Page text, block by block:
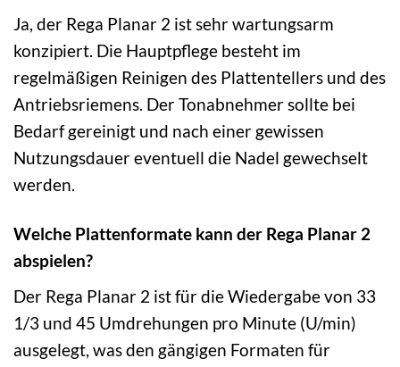
Ja, der Rega Planar 2 ist sehr wartungsarm
konzipiert. Die Hauptpflege besteht im
regelmäßigen Reinigen des Plattentellers und des
Antriebsriemens. Der Tonabnehmer sollte bei
Bedarf gereinigt und nach einer gewissen
Nutzungsdauer eventuell die Nadel gewechselt
werden.
Welche Plattenformate kann der Rega Planar 2
abspielen?
Der Rega Planar 2 ist für die Wiedergabe von 33
1/3 und 45 Umdrehungen pro Minute (U/min)
ausgelegt, was den gängigen Formaten für